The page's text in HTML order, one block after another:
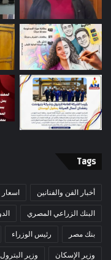
Tags
أخبار الفن والفنانين اسعار
البنك الزراعي المصري
بنك مصر رئيس الوزراء
وزير الإسكان وزير البترول